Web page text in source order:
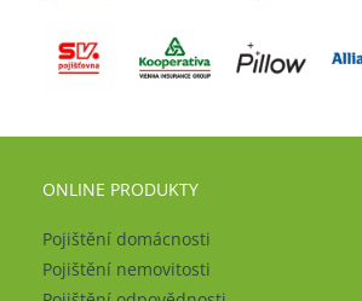
ONLINE PRODUKTY
Pojištění domácnosti
Pojištění nemovitosti